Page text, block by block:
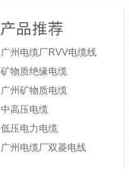
广州电缆厂RVV电缆线
矿物质绝缘电缆
广州矿物质电缆
中高压电缆
低压电力电缆
广州电缆厂双菱电线